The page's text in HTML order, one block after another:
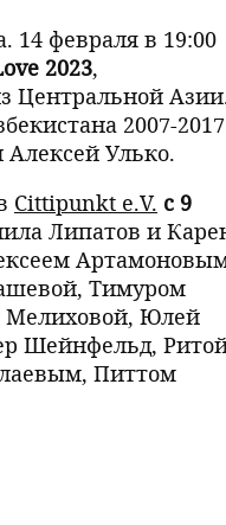
14 февраля в 19:00
2023,
Центральной
2007-2017
Алексей Улько.
Cittipunkt e.V. с 9
Липатов и
Тимуром
Мелиховой, Юлей
Шейнфельд,
Питтом